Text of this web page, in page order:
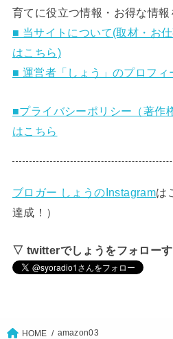
育てに役立つ情報・お得な情報
■ 当サイトについて(取材・お
はこちら)
■ 運営者「しょう」のプロフィ
■プライバシーポリシー（著作
はこちら
ブロガー しょうのInstagramは
達成！）
▽ twitterでしょうをフォロー
HOME amazon03